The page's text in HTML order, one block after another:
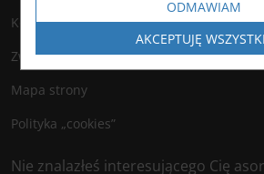
Kontakt
Zwroty
Mapa strony
Polityka „cookies”
Nie znalazłeś interesującego Cię
ODMAWIAM
AKCEPTUJĘ